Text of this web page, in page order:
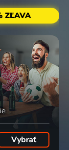
ZĽAVA
Vybrať